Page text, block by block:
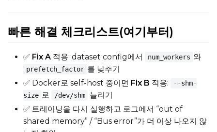
빠른 해결 체크리스트(여기부터)
✅ Fix A 적용: dataset config에서 num_workers 와
prefetch_factor 를 낮추기
✅ Docker로 self-host 중이면 Fix B 적용:
--shm-
size 로 /dev/shm
늘리기
✅ 트레이닝을 다시 실행하고 로그에서 “out of
shared memory” / “Bus error”가 더 이상 나오지 않